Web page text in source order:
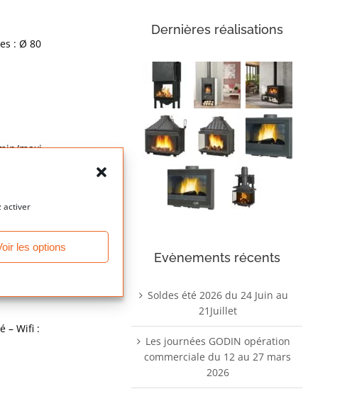
activer
les options
: Ø 80
maxi
– Wifi :
Dernières réalisations
Evènements récents
Soldes été 2026 du 24 Juin au
21Juillet
Les journées GODIN opération
commerciale du 12 au 27 mars
2026